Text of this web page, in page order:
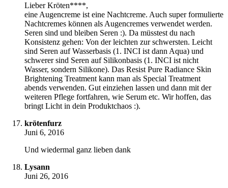
Lieber Kröten****,
eine Augencreme ist eine Nachtcreme. Auch super formulierte
Nachtcremes können als Augencremes verwendet werden.
Seren sind und bleiben Seren :). Da müsstest du nach
Konsistenz gehen: Von der leichten zur schwersten. Leicht
sind Seren auf Wasserbasis (1. INCI ist dann Aqua) und
schwerer sind Seren auf Silikonbasis (1. INCI ist nicht
Wasser, sondern Silikone). Das Resist Pure Radiance Skin
Brightening Treatment kann man als Special Treatment
abends verwenden. Gut einziehen lassen und dann mit der
weiteren Pflege fortfahren, wie Serum etc. Wir hoffen, das
bringt Licht in dein Produktchaos :).
krötenfurz
Juni 6, 2016
Und wiedermal ganz lieben dank
Lysann
Juni 26, 2016